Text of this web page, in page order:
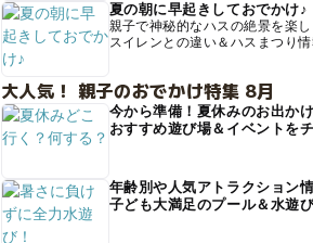
夏の朝に早起きしておでかけ♪
親子で神秘的なハスの絶景を楽し
スイレンとの違い＆ハスまつり情
大人気！ 親子のおでかけ特集 8月
今から準備！夏休みのお出か
おすすめ遊び場＆イベントを
年齢別や人気アトラクション
子ども大満足のプール＆水遊